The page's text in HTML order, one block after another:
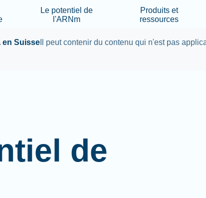
Le potentiel de
l'ARNm
Produits et
ressources
en Suisse Il peut contenir du contenu qui n'est pas
de